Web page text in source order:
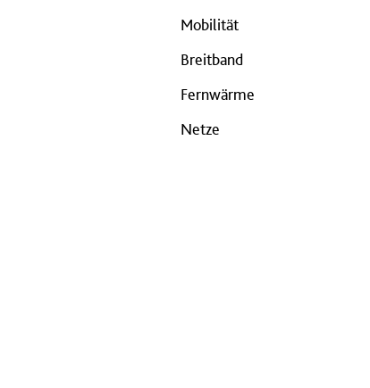
Mobilität
Breitband
Fernwärme
Netze